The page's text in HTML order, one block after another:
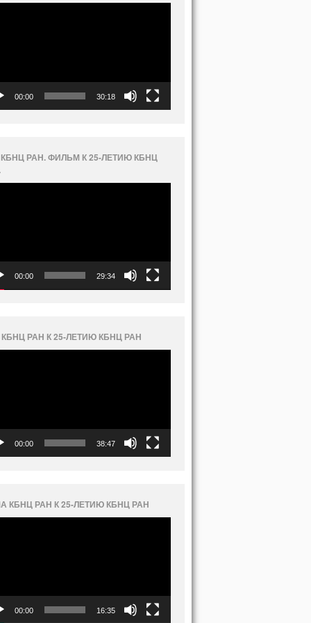
00:00 30:18
РАН. ФИЛЬМ К 25-ЛЕТИЮ КБНЦ
00:00 29:34
РАН К 25-ЛЕТИЮ КБНЦ РАН
00:00 38:47
КБНЦ РАН К 25-ЛЕТИЮ КБНЦ РАН
00:00 16:35